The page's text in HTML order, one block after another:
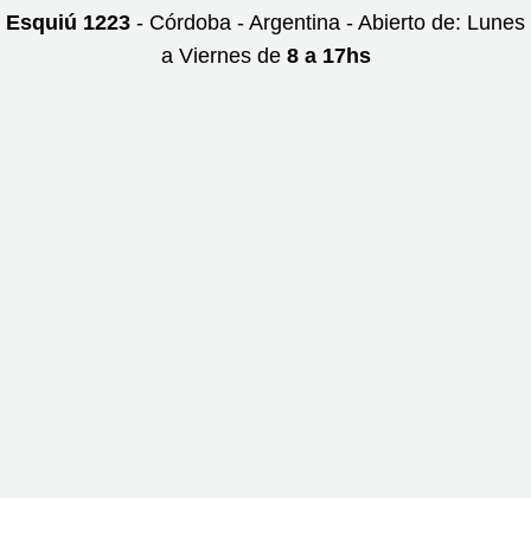
Esquiú 1223 - Córdoba - Argentina - Abierto de: Lunes
a Viernes de8 a 17hs